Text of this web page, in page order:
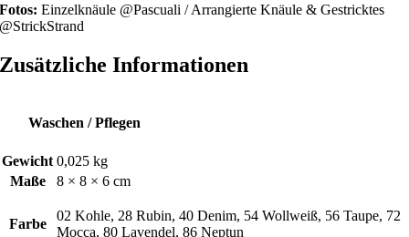
Fotos: Einzelknäule @Pascuali / Arrangierte Knäule & Gestricktes
@StrickStrand
Zusätzliche Informationen
Waschen / Pflegen
Gewicht 0,025 kg
Maße
8 × 8 × 6 cm
Farbe
02 Kohle, 28 Rubin, 40 Denim, 54 Wollweiß, 56 Taupe, 72
Mocca, 80 Lavendel, 86 Neptun